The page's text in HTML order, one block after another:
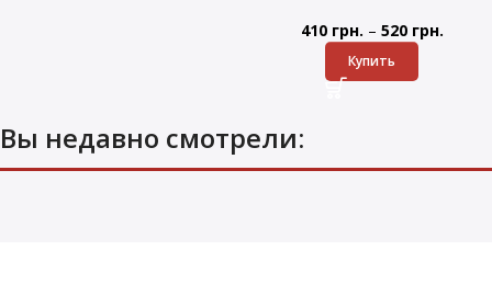
410 грн. – 520 грн.
Купить
Вы недавно смотрели: